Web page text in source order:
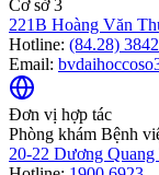
Cơ sở 3
221B Hoàng Văn
Hotline: (84.28)
Email:
Đơn vị hợp tác
Phòng khám Bệnh
20-22 Dương